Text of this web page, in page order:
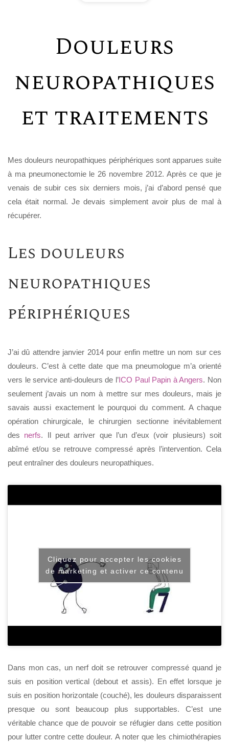
Douleurs
neuropathiques
et traitements
Mes douleurs neuropathiques périphériques sont apparues suite
à ma pneumonectomie le 26 novembre 2012. Après ce que je
venais de subir ces six derniers mois, j’ai d’abord pensé que
cela était normal. Je devais simplement avoir plus de mal à
récupérer.
Les douleurs
neuropathiques
périphériques
J’ai dû attendre janvier 2014 pour enfin mettre un nom sur ces
douleurs. C’est à cette date que ma pneumologue m’a orienté
vers le service anti-douleurs de l’ ICO Paul Papin à Angers. Non
seulement j’avais un nom à mettre sur mes douleurs, mais je
savais aussi exactement le pourquoi du comment. A chaque
opération chirurgicale, le chirurgien sectionne inévitablement
des nerfs. Il peut arriver que l’un d’eux (voir plusieurs) soit
abîmé et/ou se retrouve compressé après l’intervention. Cela
peut entraîner des douleurs neuropathiques.
Cliquez pour accepter les cookies
de marketing et activer ce contenu
Dans mon cas, un nerf doit se retrouver compressé quand je
suis en position vertical (debout et assis). En effet lorsque je
suis en position horizontale (couché), les douleurs disparaissent
presque ou sont beaucoup plus supportables. C’est une
véritable chance que de pouvoir se réfugier dans cette position
pour lutter contre cette douleur. A noter que les chimiothérapies